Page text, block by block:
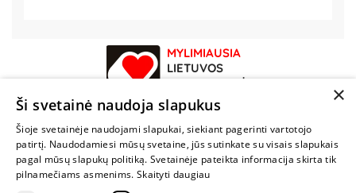
MYLIMIAUSIA
LIETUVOS
ELEKTRONINĖ
PARDUOTUVĖ
NENUSTOK
ŽAISTI
×
Ši svetainė naudoja slapukus
Šioje svetainėje naudojami slapukai, siekiant pagerinti vartotojo
patirtį. Naudodamiesi mūsų svetaine, jūs sutinkate su visais slapukais
pagal mūsų slapukų politiką. Svetainėje pateikta informacija skirta tik
pilnamečiams asmenims. Skaityti daugiau